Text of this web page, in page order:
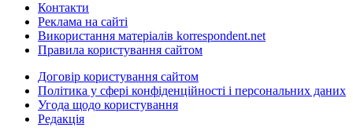
Контакти
Реклама на сайті
Використання матеріалів korrespondent.net
Правила користування сайтом
Договір користування сайтом
Політика у сфері конфіденційності і персональних даних
Угода щодо користування
Редакція